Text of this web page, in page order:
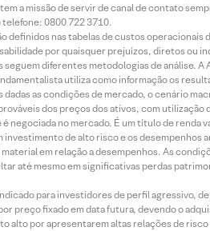
a missão de servir de canal de contato
0800 722 3710.
definidos nas tabelas de custos
por quaisquer prejuízos, diretos ou
seguem diferentes metodologias de
utiliza como informação os
as condições de mercado, o cenário
dos preços dos ativos, com utilização
negociada no mercado. É um título de
de alto risco e os
em relação a desempenhos. As
até mesmo em significativas perdas
para investidores de perfil agressivo,
preço fixado em data futura, devendo o
alto por apresentarem altas relações de